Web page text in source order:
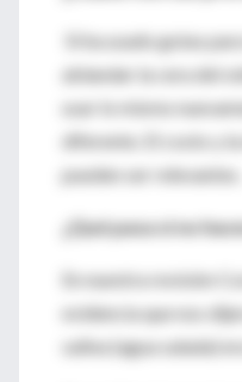
Si ha usado gotas
ablandar la cera del
usar lo mismo
diferente. El costo y
pueden ser relevantes.
¿Qué pasa si no
En nuestra revisión
evidencia que nos
salina (agua salada)